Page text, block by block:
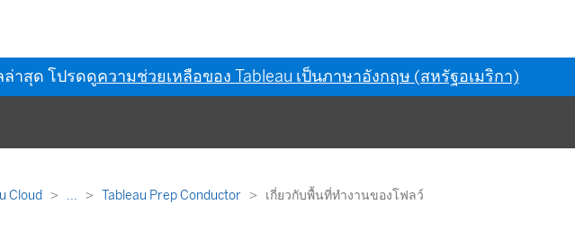
าสุด โปรดดูความช่วยเหลือของ Tableau เป็นภาษาอังกฤษ (สหรัฐอเมริกา)
Cloud ... Tableau Prep Conductor เกี่ยวกับพื้นที่ทำงานของโฟลว์